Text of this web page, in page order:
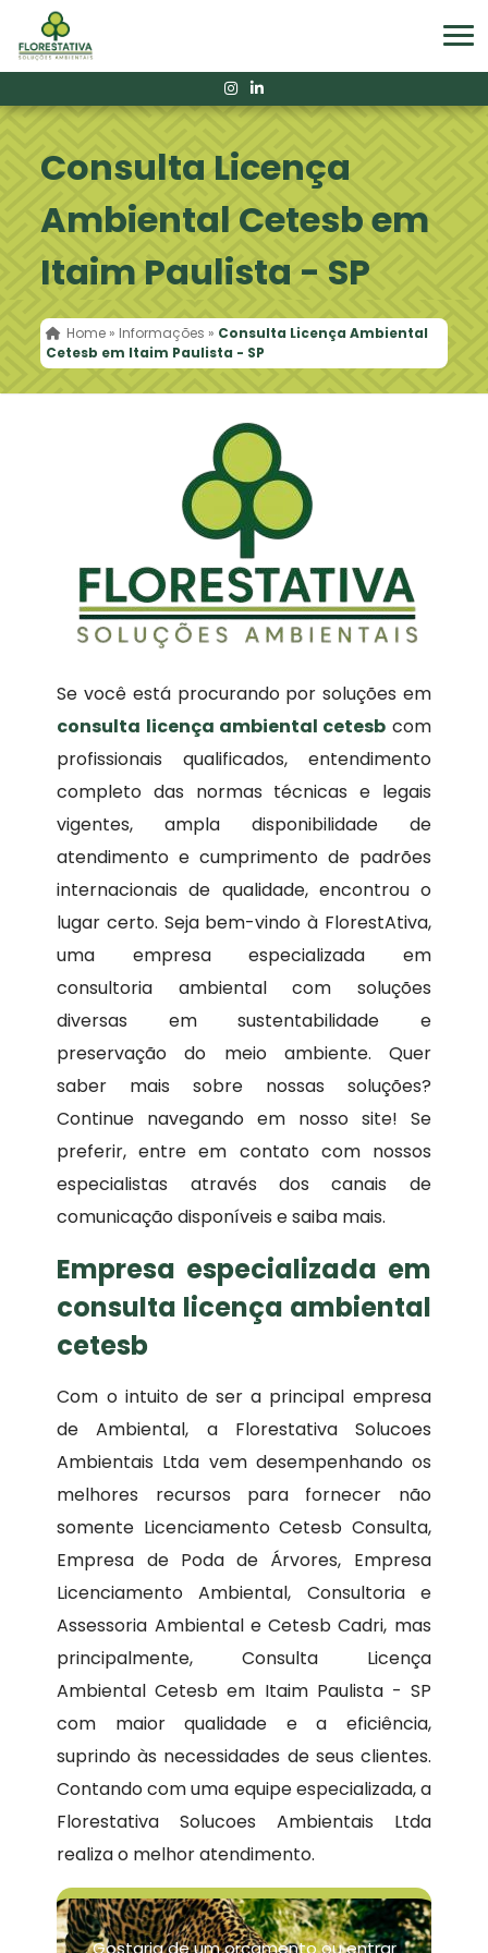
Consulta Licença
Ambiental Cetesb em
Itaim Paulista - SP
Home » Informações » Consulta Licença Ambiental
Cetesb em Itaim Paulista - SP
Se você está procurando por soluções em
consulta licença ambiental cetesb com
profissionais qualificados, entendimento
completo das normas técnicas e legais
vigentes, ampla disponibilidade de
atendimento e cumprimento de padrões
internacionais de qualidade, encontrou o
lugar certo. Seja bem-vindo à FlorestAtiva,
uma empresa especializada em
consultoria ambiental com soluções
diversas em sustentabilidade e
preservação do meio ambiente. Quer
saber mais sobre nossas soluções?
Continue navegando em nosso site! Se
preferir, entre em contato com nossos
especialistas através dos canais de
comunicação disponíveis e saiba mais.
Empresa especializada em
consulta licença ambiental
cetesb
Com o intuito de ser a principal empresa
de Ambiental, a Florestativa Solucoes
Ambientais Ltda vem desempenhando os
melhores recursos para fornecer não
somente Licenciamento Cetesb Consulta,
Empresa de Poda de Árvores, Empresa
Licenciamento Ambiental, Consultoria e
Assessoria Ambiental e Cetesb Cadri, mas
principalmente, Consulta Licença
Ambiental Cetesb em Itaim Paulista - SP
com maior qualidade e a eficiência,
suprindo às necessidades de seus clientes.
Contando com uma equipe especializada, a
Florestativa Solucoes Ambientais Ltda
realiza o melhor atendimento.
Gostaria de um orçamento ou entrar